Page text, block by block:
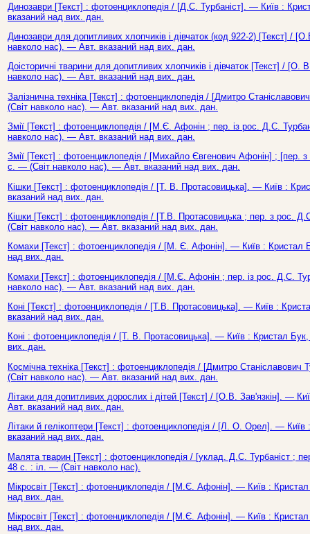
Динозаври [Текст] : фотоенциклопедія / [Д.С. Турбаніст]. — Київ :
вказаний над вих. дан.
Динозаври для допитливих хлопчиків і дівчаток (код 922-2) [Текст]
навколо нас). — Авт. вказаний над вих. дан.
Доісторичні тварини для допитливих хлопчиків і дівчаток [Текст] /
навколо нас). — Авт. вказаний над вих. дан.
Залізнична техніка [Текст] : фотоенциклопедія / [Дмитро
(Світ навколо нас). — Авт. вказаний над вих. дан.
Змії [Текст] : фотоенциклопедія / [М.Є. Афонін ; пер. із рос. Д.С.
навколо нас). — Авт. вказаний над вих. дан.
Змії [Текст] : фотоенциклопедія / [Михайло Євгенович Афонін] ;
с. — (Світ навколо нас). — Авт. вказаний над вих. дан.
Кішки [Текст] : фотоенциклопедія / [Т. В. Протасовицька]. — Київ :
вказаний над вих. дан.
Кішки [Текст] : фотоенциклопедія / [Т.В. Протасовицька ; пер. з рос.
(Світ навколо нас). — Авт. вказаний над вих. дан.
Комахи [Текст] : фотоенциклопедія / [М. Є. Афонін]. — Київ :
над вих. дан.
Комахи [Текст] : фотоенциклопедія / [М.Є. Афонін ; пер. із рос. Д.С.
навколо нас). — Авт. вказаний над вих. дан.
Коні [Текст] : фотоенциклопедія / [Т.В. Протасовицька]. — Київ :
вказаний над вих. дан.
Коні : фотоенциклопедія / [Т. В. Протасовицька]. — Київ : Кристал
вих. дан.
Космічна техніка [Текст] : фотоенциклопедія / [Дмитро
(Світ навколо нас). — Авт. вказаний над вих. дан.
Літаки для допитливих дорослих і дітей [Текст] / [О.В. Зав'язкін]. —
Авт. вказаний над вих. дан.
Літаки й гелікоптери [Текст] : фотоенциклопедія / [Л. О. Орел]. —
вказаний над вих. дан.
Малята тварин [Текст] : фотоенциклопедія / [уклад. Д.С. Турбаніст ;
48 с. : іл. — (Світ навколо нас).
Мікросвіт [Текст] : фотоенциклопедія / [М.Є. Афонін]. — Київ :
над вих. дан.
Мікросвіт [Текст] : фотоенциклопедія / [М.Є. Афонін]. — Київ :
над вих. дан.